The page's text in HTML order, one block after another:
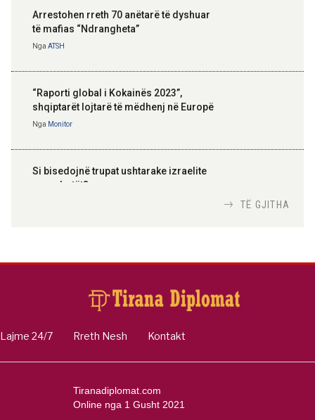
Arrestohen rreth 70 anëtarë të dyshuar
të mafias “Ndrangheta”
Nga ATSH
“Raporti global i Kokainës 2023”,
shqiptarët lojtarë të mëdhenj në Europë
Nga Monitor
Si bisedojnë trupat ushtarake izraelite
me robotët?
inteligjente izraelite
TË GJITHA
Lajme 24/7 Rreth Nesh Kontakt
Tiranadiplomat.com
Online nga 1 Gusht 2021